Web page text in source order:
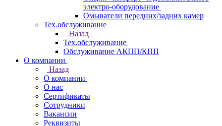
электро-оборудование
Омыватели передних/задних камер
Тех.обслуживание
Назад
Тех.обслуживание
Обслуживание АКПП/КПП
О компании
Назад
О компании
О нас
Сертификаты
Сотрудники
Вакансии
Реквизиты